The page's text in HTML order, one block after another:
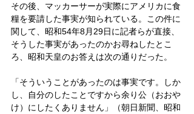
その後、マッカーサーが実際にアメリカに食
糧を要請した事実が知られている。この件に
関して、昭和54年8月29日に記者らが直接、
そうした事実があったのかお尋ねしたとこ
ろ、昭和天皇のお答えは次の通りだった。
「そういうことがあったのは事実です。しか
し、自分のしたことですから余り公（おおや
け）にしたくありません」（朝日新聞、昭和